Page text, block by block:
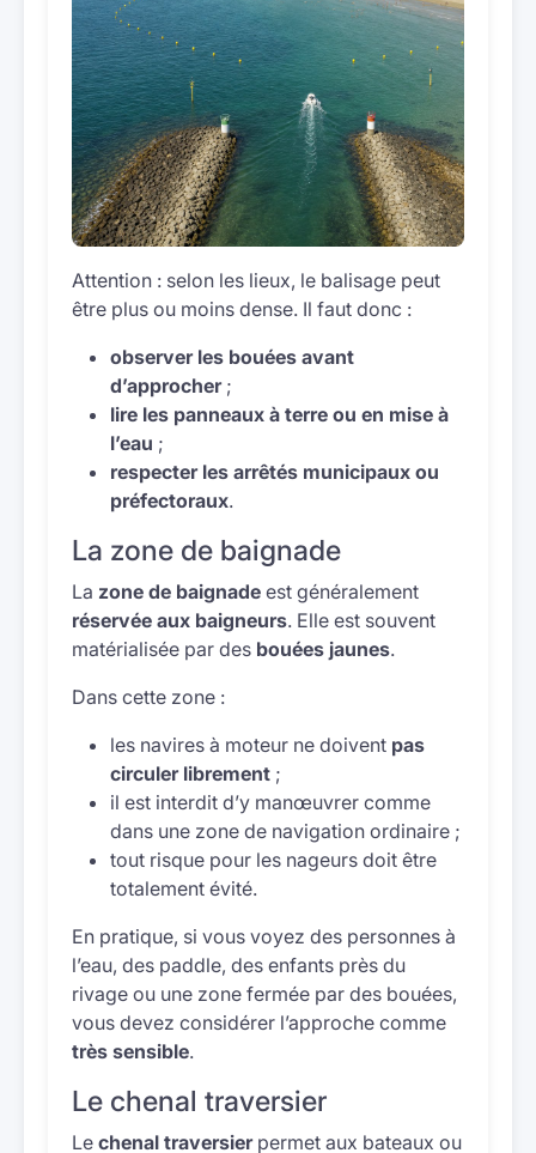
Attention : selon les lieux, le balisage peut
être plus ou moins dense. Il faut donc :
observer les bouées avant
d’approcher;
lire les panneaux à terre ou en mise à
l’eau ;
respecter les arrêtés municipaux ou
préfectoraux.
La zone de baignade
La zone de baignade est généralement
réservée aux baigneurs. Elle est souvent
matérialisée par des bouées jaunes.
Dans cette zone :
les navires à moteur ne doivent pas
circuler librement ;
il est interdit d’y manœuvrer comme
dans une zone de navigation ordinaire ;
tout risque pour les nageurs doit être
totalement évité.
En pratique, si vous voyez des personnes à
l’eau, des paddle, des enfants près du
rivage ou une zone fermée par des bouées,
vous devez considérer l’approche comme
très sensible.
Le chenal traversier
Le chenal traversierpermet aux bateaux ou